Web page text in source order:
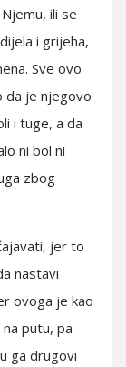
ili se
i grijeha,
Sve ovo
da je njegovo
i tuge, a da
ni bol ni
zbog
jer to
nastavi
ovoga je kao
putu, pa
ga drugovi